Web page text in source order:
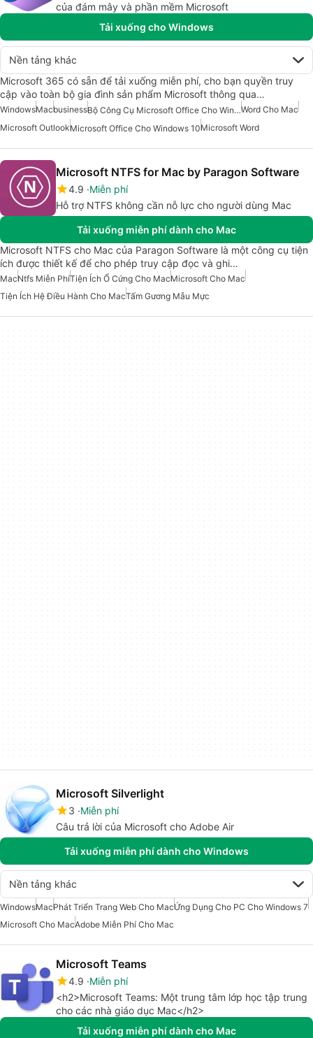
của đám mây và phần mềm Microsoft
Tải xuống cho Windows
Nền tảng khác
Microsoft 365 có sẵn để tải xuống miễn phí, cho bạn quyền truy
cập vào toàn bộ gia đình sản phẩm Microsoft thông qua…
WindowsMacbusiness Bộ Công Cụ Microsoft Office Cho Windows 7Word Cho Mac
Microsoft OutlookMicrosoft Office Cho Windows 10Microsoft Word
Microsoft NTFS for Mac by Paragon Software
4.9 Miễn phí
Hỗ trợ NTFS không cần nỗ lực cho người dùng Mac
Tải xuống miễn phí dành cho Mac
Microsoft NTFS cho Mac của Paragon Software là một công cụ tiện
ích được thiết kế để cho phép truy cập đọc và ghi…
MacNtfs Miễn PhíTiện Ích Ổ Cứng Cho MacMicrosoft Cho Mac
Tiện Ích Hệ Điều Hành Cho MacTấm Gương Mẫu Mực
Microsoft Silverlight
3 Miễn phí
Câu trả lời của Microsoft cho Adobe Air
Tải xuống miễn phí dành cho Windows
Nền tảng khác
WindowsMacPhát Triển Trang Web Cho MacỨng Dụng Cho PC Cho Windows 7
Microsoft Cho MacAdobe Miễn Phí Cho Mac
Microsoft Teams
4.9 Miễn phí
<h2>Microsoft Teams: Một trung tâm lớp học tập trung
cho các nhà giáo dục Mac</h2>
Tải xuống miễn phí dành cho Mac